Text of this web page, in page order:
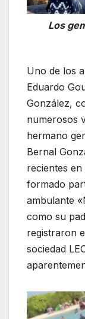
Los
Uno de los
Eduardo
González,
numerosos
hermano
Bernal
recientes
formado
ambulante
como su
registraron
sociedad